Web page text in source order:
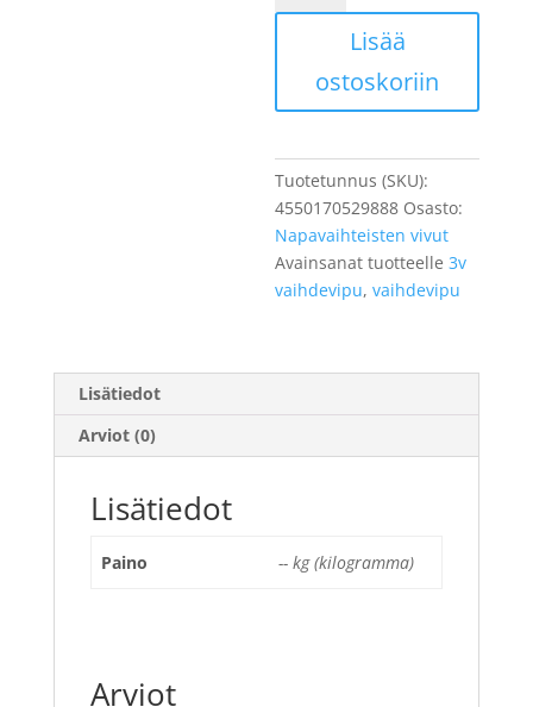
Vaihdevipu
Lisää
ostoskoriin
Tuotetunnus (SKU):
4550170529888 Osasto:
Napavaihteisten vivut
Avainsanat tuotteelle3v
vaihdevipu,vaihdevipu
Lisätiedot
Arviot (0)
Lisätiedot
Paino -- kg (kilogramma)
Arviot